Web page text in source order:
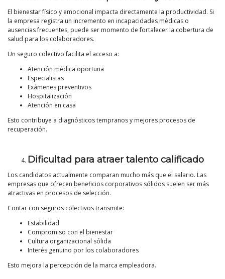
El bienestar físico y emocional impacta directamente la productividad. Si
la empresa registra un incremento en incapacidades médicas o
ausencias frecuentes, puede ser momento de fortalecer la cobertura de
salud para los colaboradores.
Un seguro colectivo facilita el acceso a:
Atención médica oportuna
Especialistas
Exámenes preventivos
Hospitalización
Atención en casa
Esto contribuye a diagnósticos tempranos y mejores procesos de
recuperación.
Dificultad para atraer talento calificado
Los candidatos actualmente comparan mucho más que el salario. Las
empresas que ofrecen beneficios corporativos sólidos suelen ser más
atractivas en procesos de selección.
Contar con seguros colectivos transmite:
Estabilidad
Compromiso con el bienestar
Cultura organizacional sólida
Interés genuino por los colaboradores
Esto mejora la percepción de la marca empleadora.